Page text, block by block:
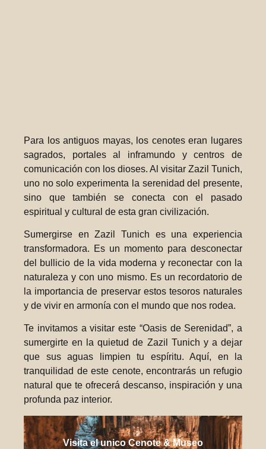
Para los antiguos mayas, los cenotes eran lugares
sagrados, portales al inframundo y centros de
comunicación con los dioses. Al visitar Zazil Tunich,
uno no solo experimenta la serenidad del presente,
sino que también se conecta con el pasado
espiritual y cultural de esta gran civilización.
Sumergirse en Zazil Tunich es una experiencia
transformadora. Es un momento para desconectar
del bullicio de la vida moderna y reconectar con la
naturaleza y con uno mismo. Es un recordatorio de
la importancia de preservar estos tesoros naturales
y de vivir en armonía con el mundo que nos rodea.
Te invitamos a visitar este “Oasis de Serenidad”, a
sumergirte en la quietud de Zazil Tunich y a dejar
que sus aguas limpien tu espíritu. Aquí, en la
tranquilidad de este cenote, encontrarás un refugio
natural que te ofrecerá descanso, inspiración y una
profunda paz interior.
Visita el unico Cenote & Museo